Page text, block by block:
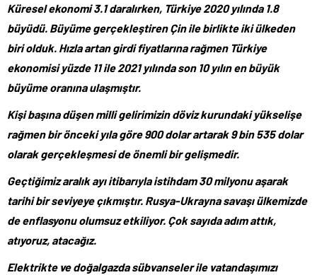
Küresel ekonomi 3.1 daralırken, Türkiye 2020 yılında 1.8
büyüdü. Büyüme gerçekleştiren Çin ile birlikte iki ülkeden
biri olduk. Hızla artan girdi fiyatlarına rağmen Türkiye
ekonomisi yüzde 11 ile 2021 yılında son 10 yılın en büyük
büyüme oranına ulaşmıştır.
Kişi başına düşen milli gelirimizin döviz kurundaki yükselişe
rağmen bir önceki yıla göre 900 dolar artarak 9 bin 535 dolar
olarak gerçekleşmesi de önemli bir gelişmedir.
Geçtiğimiz aralık ayı itibarıyla istihdam 30 milyonu aşarak
tarihi bir seviyeye çıkmıştır. Rusya-Ukrayna savaşı ülkemizde
de enflasyonu olumsuz etkiliyor. Çok sayıda adım attık,
atıyoruz, atacağız.
Elektrikte ve doğalgazda sübvanseler ile vatandaşımızı